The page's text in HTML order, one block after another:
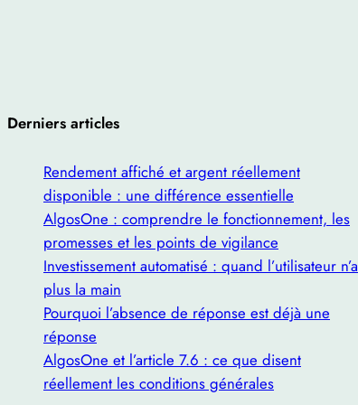
Derniers articles
Rendement affiché et argent réellement
disponible : une différence essentielle
AlgosOne : comprendre le fonctionnement, les
promesses et les points de vigilance
Investissement automatisé : quand l’utilisateur n’a
plus la main
Pourquoi l’absence de réponse est déjà une
réponse
AlgosOne et l’article 7.6 : ce que disent
réellement les conditions générales